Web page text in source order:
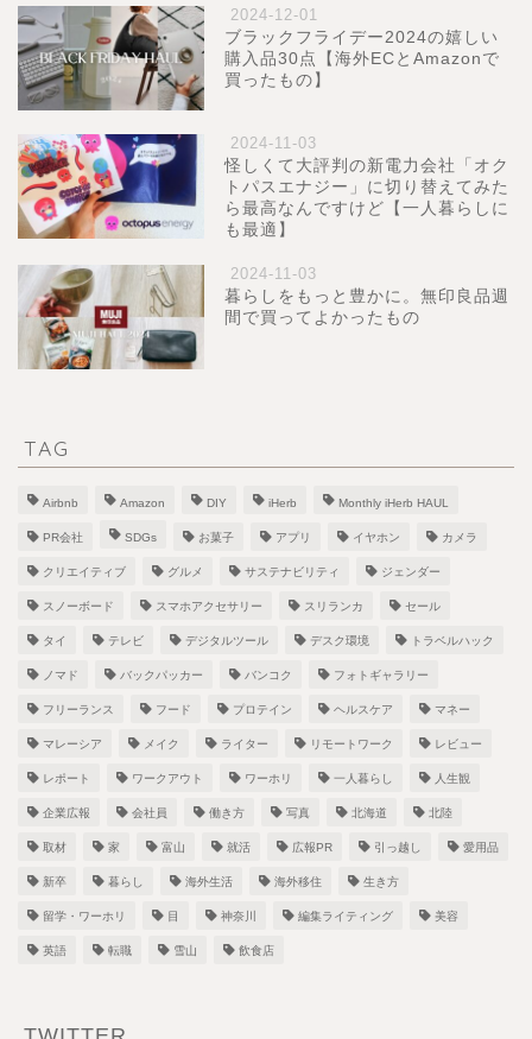
2024-12-01
ブラックフライデー2024の嬉しい
購入品30点【海外ECとAmazonで
買ったもの】
2024-11-03
怪しくて大評判の新電力会社「オク
トパスエナジー」に切り替えてみた
ら最高なんですけど【一人暮らしに
も最適】
2024-11-03
暮らしをもっと豊かに。無印良品週
間で買ってよかったもの
TAG
Airbnb Amazon DIY iHerb Monthly iHerb HAUL
PR会社 SDGs お菓子 アプリ イヤホン カメラ
クリエイティブ グルメ サステナビリティ ジェンダー
スノーボード スマホアクセサリー スリランカ セール
タイ テレビ デジタルツール デスク環境 トラベルハック
ノマド バックパッカー バンコク フォトギャラリー
フリーランス フード プロテイン ヘルスケア マネー
マレーシア メイク ライター リモートワーク レビュー
レポート ワークアウト ワーホリ 一人暮らし 人生観
企業広報 会社員 働き方 写真 北海道 北陸
取材 家 富山 就活 広報PR 引っ越し 愛用品
新卒 暮らし 海外生活 海外移住 生き方
留学・ワーホリ 目 神奈川 編集ライティング 美容
英語 転職 雪山 飲食店